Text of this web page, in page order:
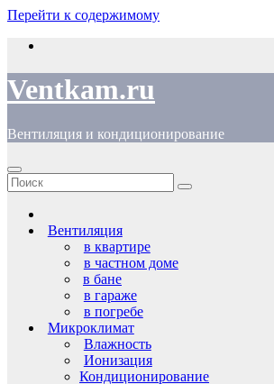
Перейти к содержимому
Ventkam.ru
Вентиляция и кондиционирование
Вентиляция
в квартире
в частном доме
в бане
в гараже
в погребе
Микроклимат
Влажность
Ионизация
Кондиционирование